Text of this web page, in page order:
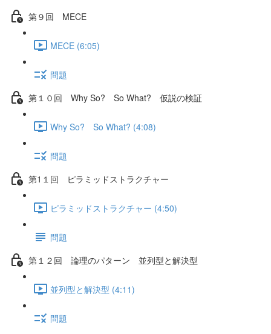
第９回 MECE
MECE (6:05)
問題
第１０回 Why So? So What? 仮説の検証
Why So? So What? (4:08)
問題
第1１回 ピラミッドストラクチャー
ピラミッドストラクチャー (4:50)
問題
第１２回 論理のパターン 並列型と解決型
並列型と解決型 (4:11)
問題